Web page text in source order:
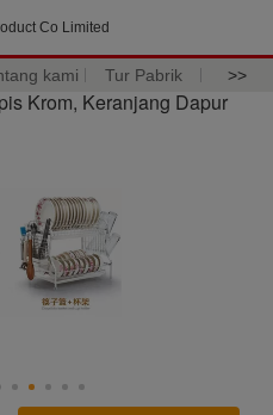
Co Limited
kami Tur Pabrik >>
Krom, Keranjang Dapur